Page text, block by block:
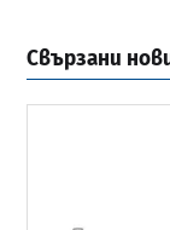
Свързани